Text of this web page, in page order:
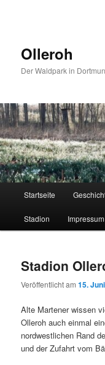
Olleroh
Der Waldpark in
Startseite
Stadion Impressum
Stadion
Veröffentlicht am15.
Alte Martener wissen
Olleroh auch einmal
nordwestlichen Rand
und der Zufahrt vom